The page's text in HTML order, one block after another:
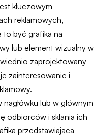
kluczowym
reklamowych,
to być grafika na
lub element wizualny w
zaprojektowany
zainteresowanie i
lub w głównym
odbiorców i skłania ich
przedstawiająca